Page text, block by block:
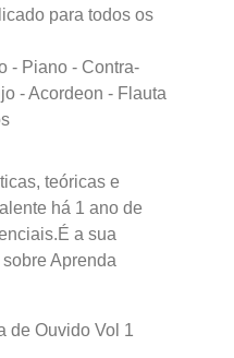
para todos os
- Piano - Contra-
- Acordeon - Flauta
teóricas e
há 1 ano de
a sua
Aprenda
de Ouvido Vol 1